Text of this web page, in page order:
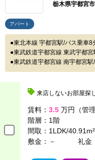
栃木県宇都宮
アパート
東北本線 宇都宮駅/バス乗車
東武鉄道宇都宮線 東武宇都
東武鉄道宇都宮線 南宇都宮
来店しないお部屋探
賃料： 3.5 万円（管
階層： 1階
間取： 1LDK/40.91m²
敷金：－
礼金